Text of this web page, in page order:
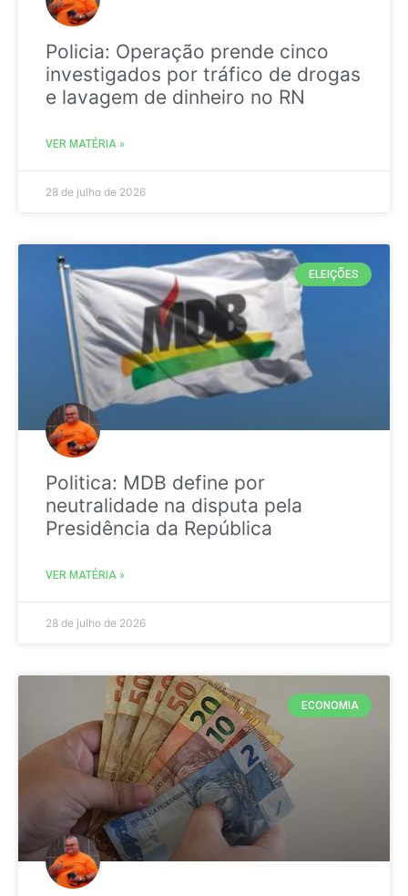
Policia: Operação prende cinco
investigados por tráfico de drogas
e lavagem de dinheiro no RN
VER MATÉRIA »
28 de julho de 2026
ELEIÇÕES
Politica: MDB define por
neutralidade na disputa pela
Presidência da República
VER MATÉRIA »
28 de julho de 2026
ECONOMIA